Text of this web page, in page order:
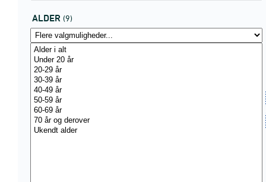
ALDER (9)